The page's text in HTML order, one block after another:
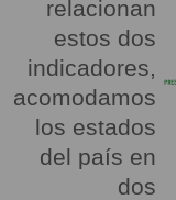
relacionan
estos dos
indicadores,
acomodamos
los estados
del país en
dos